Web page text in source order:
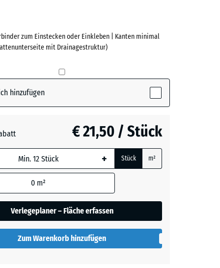
(active)
wird
nicht
zum Einstecken oder Einkleben | Kanten minimal
mit Drainagestruktur)
hinzufügen
€ 21,50 / Stück
+ Stück m²
0 m²
Verlegeplaner – Fläche erfassen
Zum Warenkorb hinzufügen